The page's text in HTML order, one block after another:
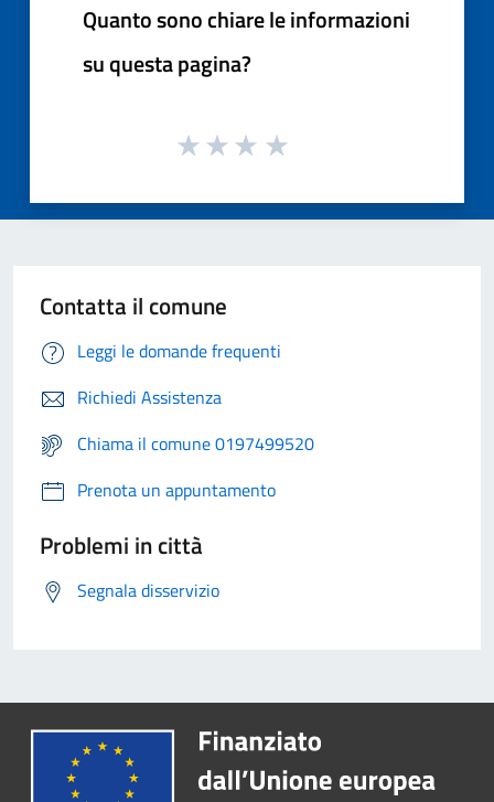
Quanto sono chiare le informazioni
su questa pagina?
Contatta il comune
Leggi le domande frequenti
Richiedi Assistenza
Chiama il comune 0197499520
Prenota un appuntamento
Problemi in città
Segnala disservizio